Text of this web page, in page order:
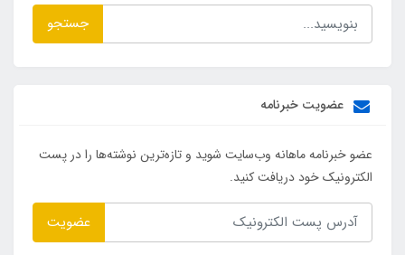
جستجو
عضویت خبرنامه
عضو خبرنامه ماهانه وب‌سایت شوید و تازه‌ترین نوشته‌ها را در پست
الکترونیک خود دریافت کنید.
عضویت